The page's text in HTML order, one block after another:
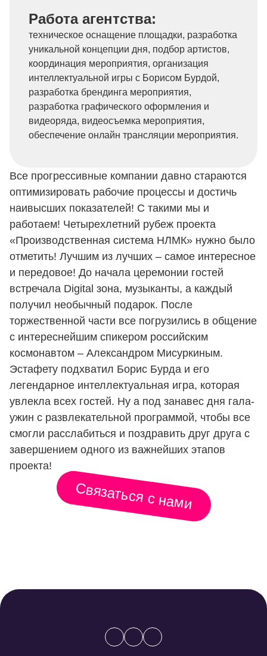
Работа агентства:
техническое оснащение площадки, разработка
уникальной концепции дня, подбор артистов,
координация мероприятия, организация
интеллектуальной игры с Борисом Бурдой,
разработка брендинга мероприятия,
разработка графического оформления и
видеоряда, видеосъемка мероприятия,
обеспечение онлайн трансляции мероприятия.
Все прогрессивные компании давно стараются
оптимизировать рабочие процессы и достичь
наивысших показателей! С такими мы и
работаем! Четырехлетний рубеж проекта
«Производственная система НЛМК» нужно было
отметить! Лучшим из лучших – самое интересное
и передовое! До начала церемонии гостей
встречала Digital зона, музыканты, а каждый
получил необычный подарок. После
торжественной части все погрузились в общение
с интереснейшим спикером российским
космонавтом – Александром Мисуркиным.
Эстафету подхватил Борис Бурда и его
легендарное интеллектуальная игра, которая
увлекла всех гостей. Ну а под занавес дня гала-
ужин с развлекательной программой, чтобы все
смогли расслабиться и поздравить друг друга с
завершением одного из важнейших этапов
проекта!
Связаться с нами